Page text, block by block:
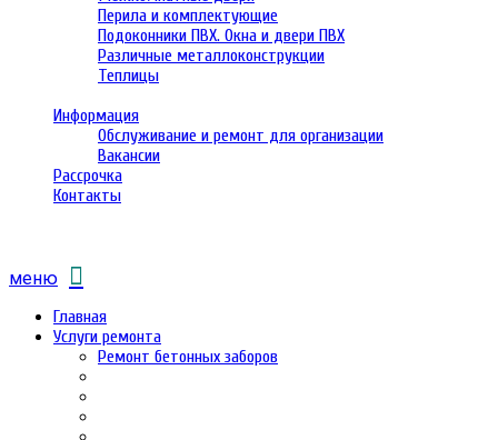
Перила и комплектующие
Подоконники ПВХ. Окна и двери ПВХ
Различные металлоконструкции
Теплицы
Информация
Обслуживание и ремонт для организации
Вакансии
Рассрочка
Контакты
меню
Главная
Услуги ремонта
Ремонт бетонных заборов